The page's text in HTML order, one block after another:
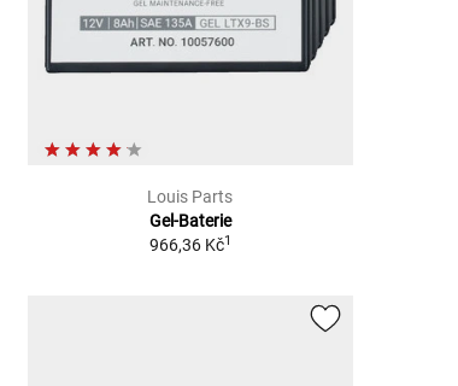
Louis Parts
Gel-Baterie
966,36 Kč1